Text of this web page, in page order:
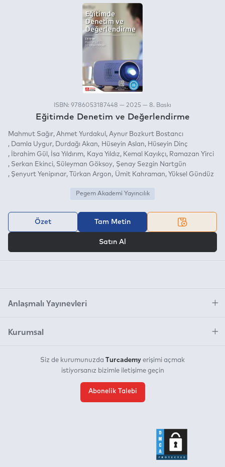
ISBN: 9786053187448 — 2025 — 8. Baskı
Eğitimde Denetim ve Değerlendirme
Mahmut Sağır Ahmet Yurdakul
Aynur Bozkurt Bostancı
Damla Uygur
Durdağı Akan Hüseyin Aslan
Hüseyin Dinç
İbrahim Gül
İsa Yıldırım Kaya Yıldız Kemal Kayıkçı
Ramazan Yirci
Serkan Ekinci Süleyman Göksoy
Şenay Sezgin Nartgün
Şenyurt Yenipınar
Türkan Argon Ümit Kahraman Yüksel Gündüz
Pegem Akademi Yayıncılık
Özet Tam Metin
Satın Al
Anlaşmalı Yayınevleri
Kurumsal
Siz de kurumunuzda Turcademy erişimi açmak
istiyorsanız bizimle iletişime geçin
Abonelik Talebi